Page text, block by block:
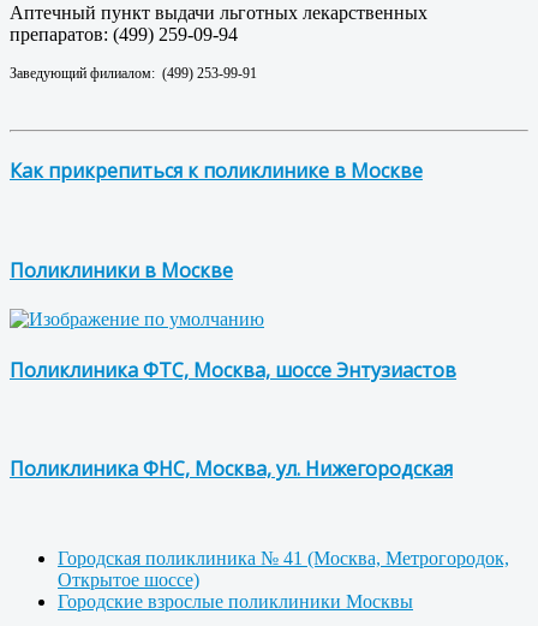
Аптечный пункт выдачи льготных лекарственных
препаратов: (499) 259-09-94
Заведующий филиалом: (499) 253-99-91
Как прикрепиться к поликлинике в Москве
Поликлиники в Москве
Поликлиника ФТС, Москва, шоссе Энтузиастов
Поликлиника ФНС, Москва, ул. Нижегородская
Городская поликлиника № 41 (Москва, Метрогородок,
Открытое шоссе)
Городские взрослые поликлиники Москвы